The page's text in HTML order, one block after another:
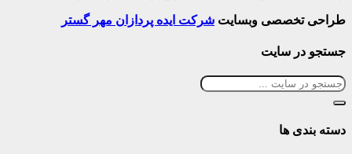
طراحی تخصصی وبسایت شرکت ایده پردازان مهر گستر
جستجو در سایت
دسته بندی ها